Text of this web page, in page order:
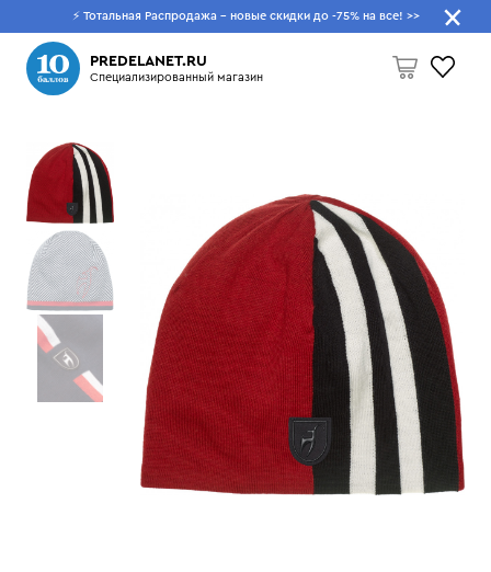
⚡ Тотальная Распродажа - новые скидки до -75% на все! >>
PREDELANET.RU
Специализированный магазин
Пусто
Что будем искать?